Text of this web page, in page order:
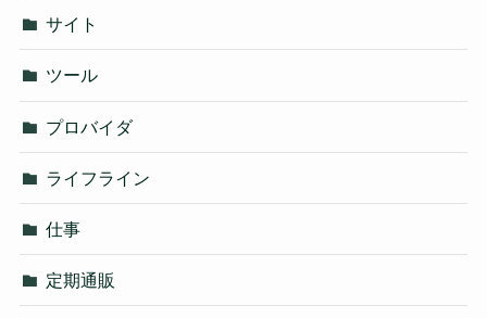
サイト
ツール
プロバイダ
ライフライン
仕事
定期通販